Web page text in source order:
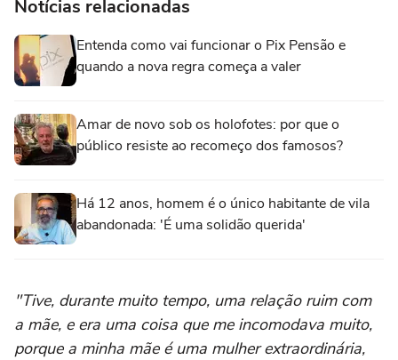
Notícias relacionadas
Entenda como vai funcionar o Pix Pensão e
quando a nova regra começa a valer
Amar de novo sob os holofotes: por que o
público resiste ao recomeço dos famosos?
Há 12 anos, homem é o único habitante de vila
abandonada: 'É uma solidão querida'
"Tive, durante muito tempo, uma relação ruim com
a mãe, e era uma coisa que me incomodava muito,
porque a minha mãe é uma mulher extraordinária,